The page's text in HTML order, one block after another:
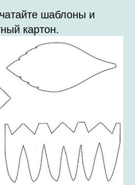
шаблоны и
картон.